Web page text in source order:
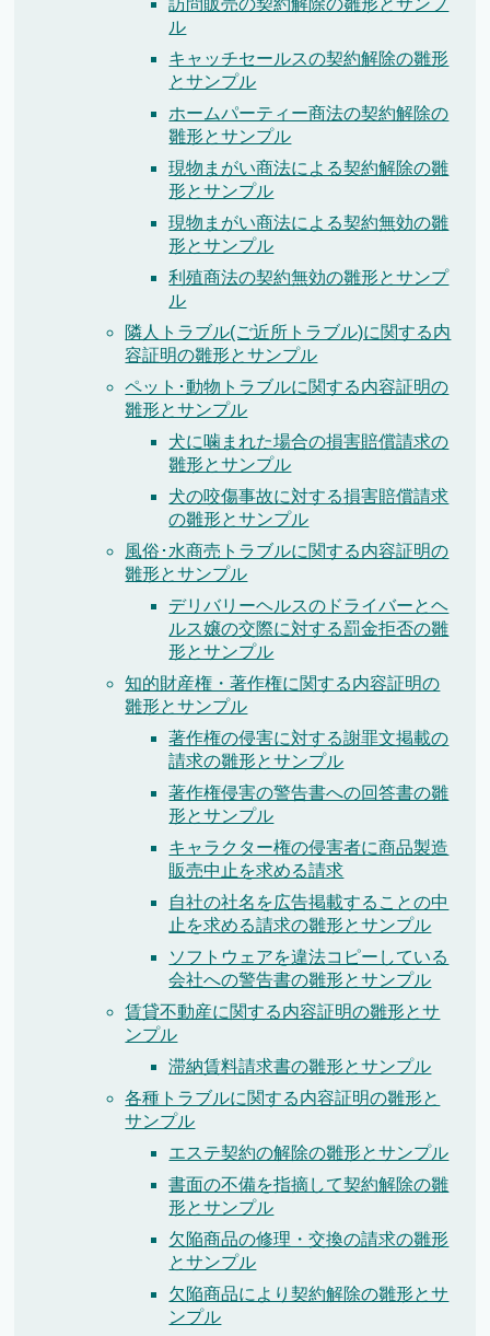
訪問販売の契約解除の雛形とサンプ
ル
キャッチセールスの契約解除の雛形
とサンプル
ホームパーティー商法の契約解除の
雛形とサンプル
現物まがい商法による契約解除の雛
形とサンプル
現物まがい商法による契約無効の雛
形とサンプル
利殖商法の契約無効の雛形とサンプ
ル
隣人トラブル(ご近所トラブル)に関する内
容証明の雛形とサンプル
ペット･動物トラブルに関する内容証明の
雛形とサンプル
犬に噛まれた場合の損害賠償請求の
雛形とサンプル
犬の咬傷事故に対する損害賠償請求
の雛形とサンプル
風俗･水商売トラブルに関する内容証明の
雛形とサンプル
デリバリーヘルスのドライバーとヘ
ルス嬢の交際に対する罰金拒否の雛
形とサンプル
知的財産権・著作権に関する内容証明の
雛形とサンプル
著作権の侵害に対する謝罪文掲載の
請求の雛形とサンプル
著作権侵害の警告書への回答書の雛
形とサンプル
キャラクター権の侵害者に商品製造
販売中止を求める請求
自社の社名を広告掲載することの中
止を求める請求の雛形とサンプル
ソフトウェアを違法コピーしている
会社への警告書の雛形とサンプル
賃貸不動産に関する内容証明の雛形とサ
ンプル
滞納賃料請求書の雛形とサンプル
各種トラブルに関する内容証明の雛形と
サンプル
エステ契約の解除の雛形とサンプル
書面の不備を指摘して契約解除の雛
形とサンプル
欠陥商品の修理・交換の請求の雛形
とサンプル
欠陥商品により契約解除の雛形とサ
ンプル